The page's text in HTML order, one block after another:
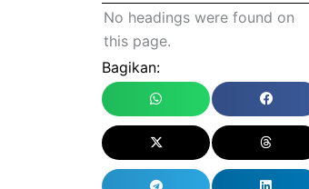
No headings were found on
this page.
Bagikan: